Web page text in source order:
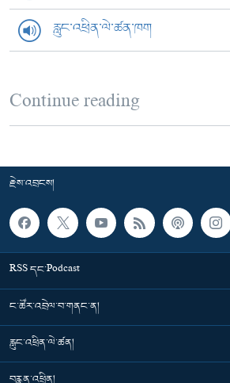
རླུང་འཕྲིན་ལེ་ཚན་ཁག
Continue reading
རྗེས་འབྲངས།
RSS དང་Podcast
ང་ཚོར་འབྲེལ་བ་གནང་ན།
རླུང་འཕྲིན་ལེ་ཚན།
བརྙན་འཕྲིན།